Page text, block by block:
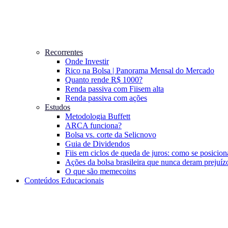
Recorrentes
Onde Investir
Rico na Bolsa | Panorama Mensal do Mercado
Quanto rende R$ 1000?
Renda passiva com Fiisem alta
Renda passiva com ações
Estudos
Metodologia Buffett
ARCA funciona?
Bolsa vs. corte da Selicnovo
Guia de Dividendos
Fiis em ciclos de queda de juros: como se
Ações da bolsa brasileira que nunca deram
O que são memecoins
Conteúdos Educacionais